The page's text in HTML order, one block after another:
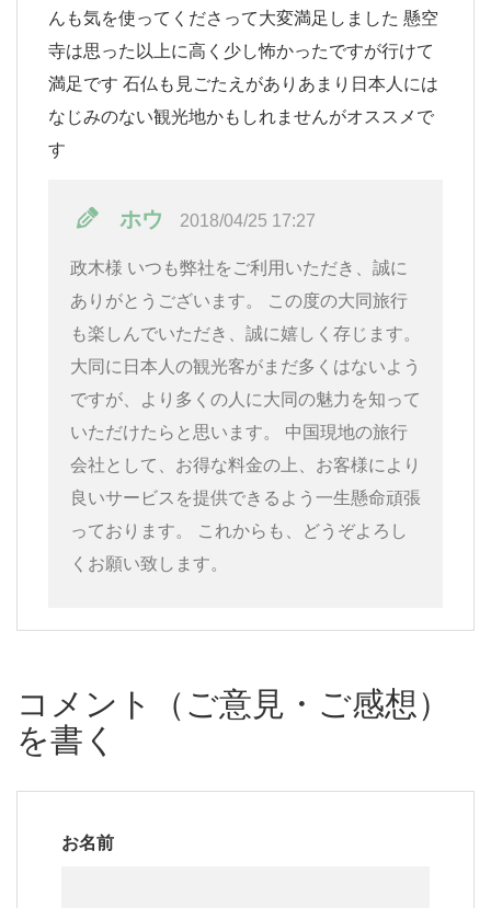
んも気を使ってくださって大変満足しました 懸空
寺は思った以上に高く少し怖かったですが行けて
満足です 石仏も見ごたえがありあまり日本人には
なじみのない観光地かもしれませんがオススメで
す
ホウ 2018/04/25 17:27
政木様 いつも弊社をご利用いただき、誠に
ありがとうございます。 この度の大同旅行
も楽しんでいただき、誠に嬉しく存じます。
大同に日本人の観光客がまだ多くはないよう
ですが、より多くの人に大同の魅力を知って
いただけたらと思います。 中国現地の旅行
会社として、お得な料金の上、お客様により
良いサービスを提供できるよう一生懸命頑張
っております。 これからも、どうぞよろし
くお願い致します。
コメント（ご意見・ご感想）
を書く
お名前